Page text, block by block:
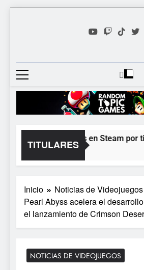
TITULARES
está gratis en Steam por
Inicio
Noticias de Videojuegos
Pearl Abyss acelera el
el lanzamiento de Crimson
NOTICIAS DE VIDEOJUEGOS